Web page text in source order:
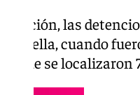
las
Marbella, cuando
la que se